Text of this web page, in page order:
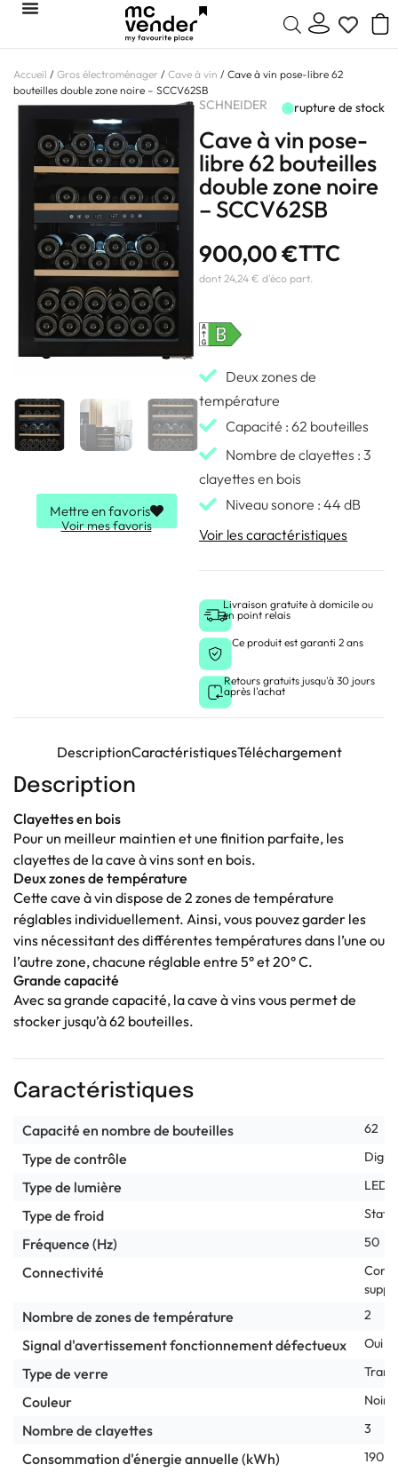
Accueil / Gros électroménager / Cave à vin / Cave à vin pose-libre 62
bouteilles double zone noire – SCCV62SB
Mettre en favoris
Voir mes favoris
SCHNEIDER rupture de stock
Cave à vin pose-
libre 62 bouteilles
double zone noire
– SCCV62SB
900,00€TTC
dont 24,24 € d'éco part.
Deux zones de
température
Capacité : 62 bouteilles
Nombre de clayettes : 3
clayettes en bois
Niveau sonore : 44 dB
Voir les caractéristiques
Livraison gratuite à domicile ou
en point relais
Ce produit est garanti 2 ans
Retours gratuits jusqu'à 30 jours
après l'achat
DescriptionCaractéristiquesTéléchargement
Description
Clayettes en bois
Pour un meilleur maintien et une finition parfaite, les
clayettes de la cave à vins sont en bois.
Deux zones de température
Cette cave à vin dispose de 2 zones de température
réglables individuellement. Ainsi, vous pouvez garder les
vins nécessitant des différentes températures dans l’une ou
l’autre zone, chacune réglable entre 5° et 20° C.
Grande capacité
Avec sa grande capacité, la cave à vins vous permet de
stocker jusqu’à 62 bouteilles.
Caractéristiques
Capacité en nombre de bouteilles 62
Type de contrôle
Type de lumière LED
Type de froid
Fréquence (Hz) 50
Connectivité
Nombre de zones de température 2
Signal d'avertissement fonctionnement défectueux Oui
Type de verre
Couleur Noir
Nombre de clayettes 3
Consommation d'énergie annuelle (kWh) 190